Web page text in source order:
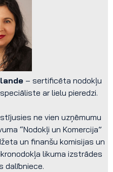
– sertificēta nodokļu
ar lielu pieredzi.
ne vien uzņēmumu
“Nodokļi un Komercija”
un finanšu komisijas un
likuma izstrādes
dalībniece.